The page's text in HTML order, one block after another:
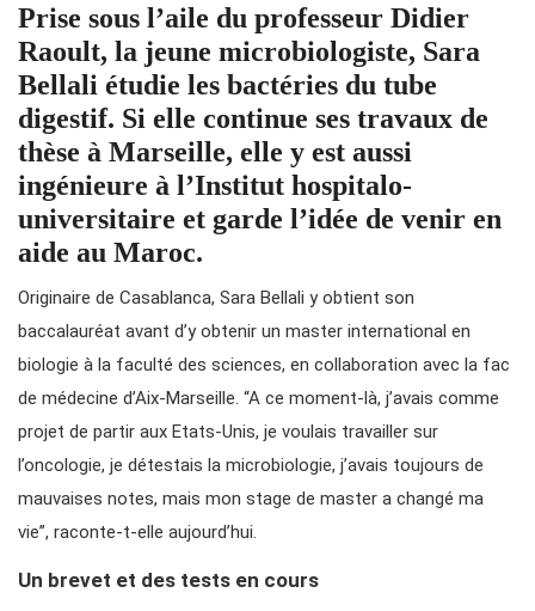
Prise sous l’aile du professeur Didier
Raoult, la jeune microbiologiste, Sara
Bellali étudie les bactéries du tube
digestif. Si elle continue ses travaux de
thèse à Marseille, elle y est aussi
ingénieure à l’Institut hospitalo-
universitaire et garde l’idée de venir en
aide au Maroc.
Originaire de Casablanca, Sara Bellali y obtient son
baccalauréat avant d’y obtenir un master international en
biologie à la faculté des sciences, en collaboration avec la fac
de médecine d’Aix-Marseille. “A ce moment-là, j’avais comme
projet de partir aux Etats-Unis, je voulais travailler sur
l’oncologie, je détestais la microbiologie, j’avais toujours de
mauvaises notes, mais mon stage de master a changé ma
vie”, raconte-t-elle aujourd’hui.
Un brevet et des tests en cours